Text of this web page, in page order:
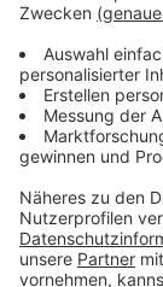
werden.
dass sie
Hier gibt euch
Anzeige
Weitere
Anzeige